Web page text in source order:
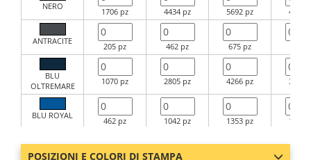
NERO
1706 pz 4434 pz 5692 pz 4397
ANTRACITE
205 pz 462 pz 675 pz
BLU
OLTREMARE
1070 pz 2805 pz 4266 pz 3426
BLU ROYAL
462 pz 1042 pz 1353 pz 1125
POSIZIONI E COLORI DI STAMPA